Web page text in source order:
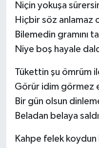
Niçin yokuşa sürersin
Hiçbir söz anlamaz
Bilemedin gramını
Niye boş hayale
Tükettin şu ömrüm
Görür idim görmez
Bir gün olsun
Beladan belaya
Kahpe felek